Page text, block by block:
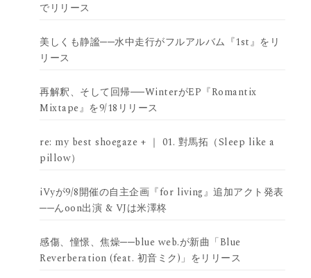
でリリース
美しくも静謐──水中走行がフルアルバム『1st』をリ
リース
再解釈、そして回帰──WinterがEP『Romantix
Mixtape』を9/18リリース
re: my best shoegaze + ｜ 01. 對馬拓（Sleep like a
pillow）
iVyが9/8開催の自主企画『for living』追加アクト発表
──んoon出演 & VJは米澤柊
感傷、憧憬、焦燥──blue web.が新曲「Blue
Reverberation (feat. 初音ミク)」をリリース